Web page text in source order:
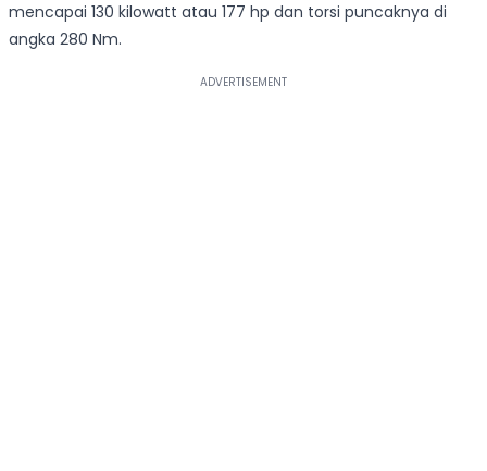
mencapai 130 kilowatt atau 177 hp dan torsi puncaknya di
angka 280 Nm.